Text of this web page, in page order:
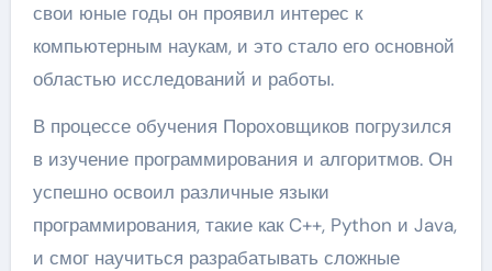
свои юные годы он проявил интерес к
компьютерным наукам, и это стало его основной
областью исследований и работы.
В процессе обучения Пороховщиков погрузился
в изучение программирования и алгоритмов. Он
успешно освоил различные языки
программирования, такие как C++, Python и Java,
и смог научиться разрабатывать сложные